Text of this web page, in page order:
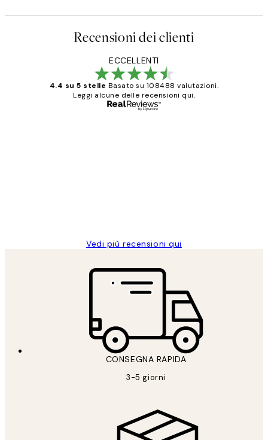
Recensioni dei clienti
ECCELLENTI
4.4 su 5 stelle Basato su 108488 valutazioni.
Leggi alcune delle recensioni qui.
Vedi più recensioni qui
CONSEGNA RAPIDA
3-5 giorni